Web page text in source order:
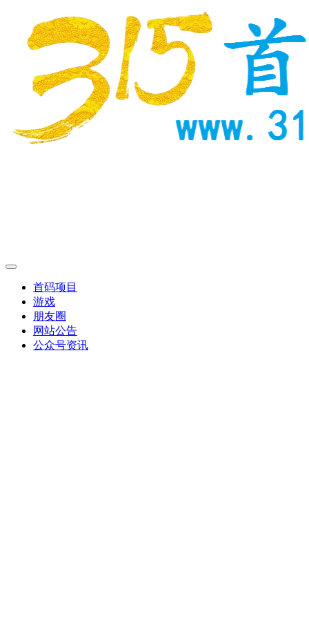
首码项目
游戏
朋友圈
网站公告
公众号资讯